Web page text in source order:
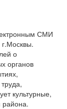
СМИ
о
органов
культурные,
района.